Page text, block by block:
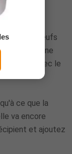
jaunes d’œufs
et la farine
à petit avec le
ce que la
va encore
et ajoutez